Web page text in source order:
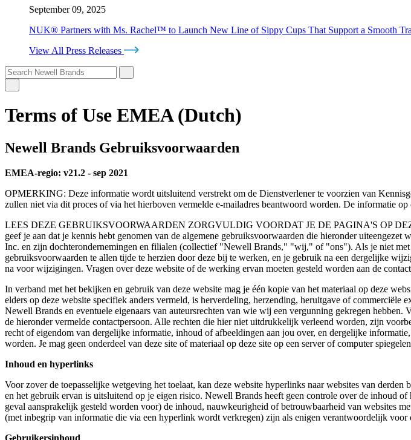
September 09, 2025
NUK® Partners with Ms. Rachel™ to Launch New Line of Sippy Cups That Support a Smooth
View All Press Releases
Terms of Use EMEA (Dutch)
Newell Brands Gebruiksvoorwaarden
EMEA-regio: v21.2 - sep 2021
OPMERKING: Deze informatie wordt uitsluitend verstrekt om de Dienstverlener te voorzien van
zullen niet via dit proces of via het hierboven vermelde e-mailadres beantwoord worden. De informatie
LEES DEZE GEBRUIKSVOORWAARDEN ZORGVULDIG VOORDAT JE DE PAGINA'S OP
geef je aan dat je kennis hebt genomen van de algemene gebruiksvoorwaarden die hieronder
Inc. en zijn dochterondernemingen en filialen (collectief "Newell Brands," "wij," of "ons"). Als je niet
gebruiksvoorwaarden te allen tijde te herzien door deze bij te werken, en je gebruik na een dergelijke
na voor wijzigingen. Vragen over deze website of de werking ervan moeten gesteld worden aan de
In verband met het bekijken en gebruik van deze website mag je één kopie van het materiaal op deze
elders op deze website specifiek anders vermeld, is herverdeling, herzending, heruitgave of
Newell Brands en eventuele eigenaars van auteursrechten van wie wij een vergunning gekregen
de hieronder vermelde contactpersoon. Alle rechten die hier niet uitdrukkelijk verleend worden, zijn
recht of eigendom van dergelijke informatie, inhoud of afbeeldingen aan jou over, en dergelijke
worden. Je mag geen onderdeel van deze site of materiaal op deze site op een server of computer
Inhoud en hyperlinks
Voor zover de toepasselijke wetgeving het toelaat, kan deze website hyperlinks naar websites van
en het gebruik ervan is uitsluitend op je eigen risico. Newell Brands heeft geen controle over de inhoud
geval aansprakelijk gesteld worden voor) de inhoud, nauwkeurigheid of betrouwbaarheid van websites
(met inbegrip van informatie die via een hyperlink wordt verkregen) zijn als enigen verantwoordelijk